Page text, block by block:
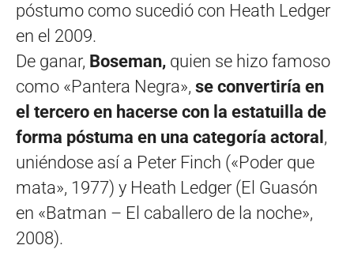
póstumo como sucedió con Heath Ledger
en el 2009.
De ganar, Boseman, quien se hizo famoso
como «Pantera Negra», se convertiría en
el tercero en hacerse con la estatuilla de
forma póstuma en una categoría actoral ,
uniéndose así a Peter Finch («Poder que
mata», 1977) y Heath Ledger (El Guasón
en «Batman – El caballero de la noche»,
2008).